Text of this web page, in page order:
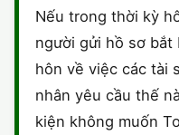
Nếu trong thời kỳ
người gửi hồ sơ
hôn về việc các tài
nhân yêu cầu thế
kiện không muốn